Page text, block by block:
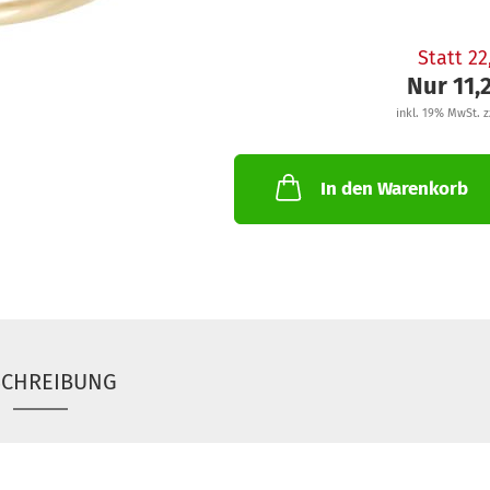
Statt
Nur
inkl. 19% MwSt.
In den Warenkorb